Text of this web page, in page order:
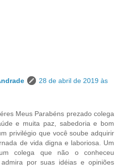
28 de abril de 2019 às
Meus Parabéns prezado colega
e muita paz, sabedoria e bom
privilégio que você soube adquirir
de vida digna e laboriosa. Um
colega que não o conheceu
por suas idéias e opiniões